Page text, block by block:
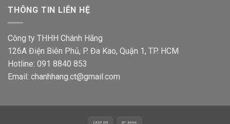
THÔNG TIN LIÊN HỆ
Công ty THHH Chánh Hãng
126A Điện Biên Phủ, P. Đa Kao, Quận 1, TP. HCM
Hotline: 091 8840 853
Email: chanhhang.ct@gmail.com